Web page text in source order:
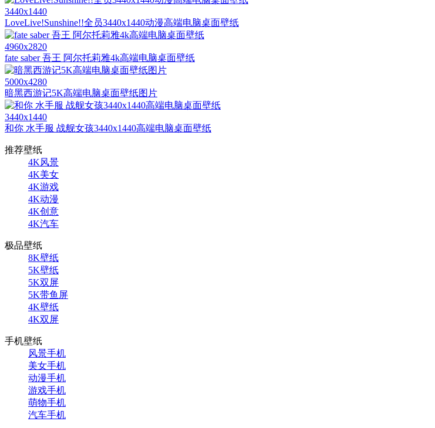
3440x1440
LoveLive!Sunshine!!全员3440x1440动漫高端电脑桌面壁纸
4960x2820
fate saber 吾王 阿尔托莉雅4k高端电脑桌面壁纸
5000x4280
暗黑西游记5K高端电脑桌面壁纸图片
3440x1440
和你 水手服 战舰女孩3440x1440高端电脑桌面壁纸
推荐壁纸
4K风景
4K美女
4K游戏
4K动漫
4K创意
4K汽车
极品壁纸
8K壁纸
5K壁纸
5K双屏
5K带鱼屏
4K壁纸
4K双屏
手机壁纸
风景手机
美女手机
动漫手机
游戏手机
萌物手机
汽车手机